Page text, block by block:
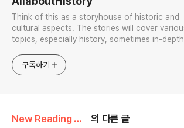
Think of this as a storyhouse of historic and
cultural aspects. The stories will cover
topics, especially history, sometimes in-depth,
approach will be to resist any common sense
generalized viewpoint
구독하기
New Reading of History and Histories 의 다른 글